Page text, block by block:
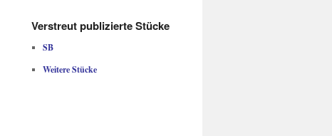
Verstreut publizierte Stücke
SB
Weitere Stücke